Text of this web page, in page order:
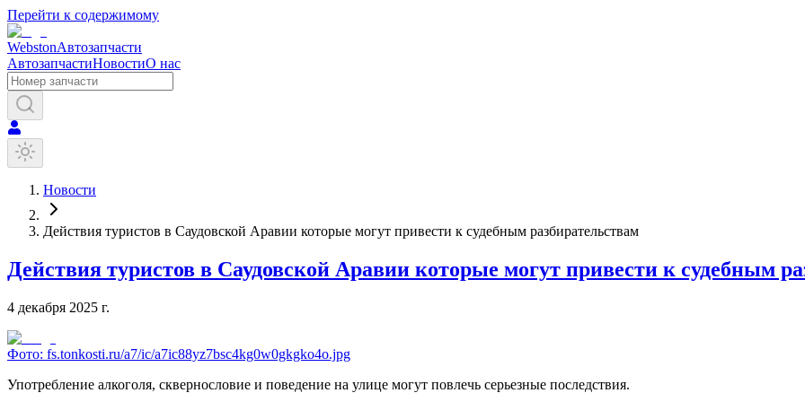
Перейти к содержимому
WebstonАвтозапчасти
АвтозапчастиНовостиО нас
Новости
Действия туристов в Саудовской Аравии которые могут привести к судебным разбирательствам
Действия туристов в Саудовской Аравии которые могут привести к судебным
4 декабря 2025 г.
Фото: fs.tonkosti.ru/a7/ic/a7ic88yz7bsc4kg0w0gkgko4o.jpg
Употребление алкоголя, сквернословие и поведение на улице могут повлечь серьезные последствия.